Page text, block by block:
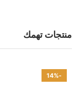
منتجات تهمك
-14%